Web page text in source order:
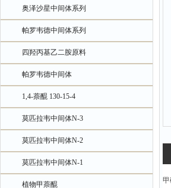
奥泽沙星中间体系列
帕罗韦德中间体系列
四羟丙基乙二胺原料
帕罗韦德中间体
1,4-萘醌 130-15-4
莫匹拉韦中间体N-3
莫匹拉韦中间体N-2
莫匹拉韦中间体N-1
植物甲萘醌 甲